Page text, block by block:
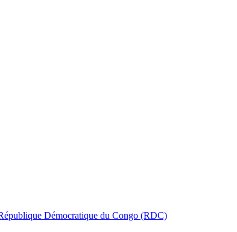
Démocratique du Congo (RDC)